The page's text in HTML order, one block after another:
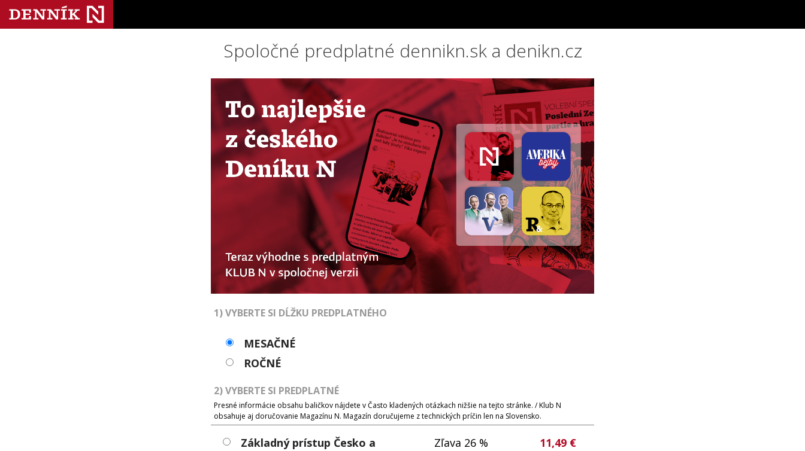
Spoločné predplatné dennikn.sk a denikn.cz
1) VYBERTE SI DĹŽKU PREDPLATNÉHO
MESAČNÉ
ROČNÉ
2) VYBERTE SI PREDPLATNÉ
Presné informácie obsahu baličkov nájdete v Často kladených otázkach nižšie na tejto stránke. / Klub N
obsahuje aj doručovanie Magazínu N. Magazín doručujeme z technických príčin len na Slovensko.
Základný prístup Česko a
Zľava 26 % 11,49 €